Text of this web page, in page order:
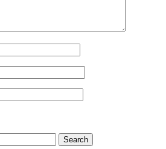
Search